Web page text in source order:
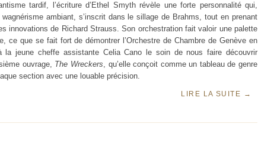
tardif, l’écriture d’Ethel Smyth révèle une forte personnalité qui,
ambiant, s’inscrit dans le sillage de Brahms, tout en prenant
innovations de Richard Strauss. Son orchestration fait valoir une palette
ce que se fait fort de démontrer l’Orchestre de Chambre de Genève en
la jeune cheffe assistante Celia Cano le soin de nous faire découvrir
ouvrage, The Wreckers, qu’elle conçoit comme un tableau de genre
section avec une louable précision.
LIRE LA SUITE →